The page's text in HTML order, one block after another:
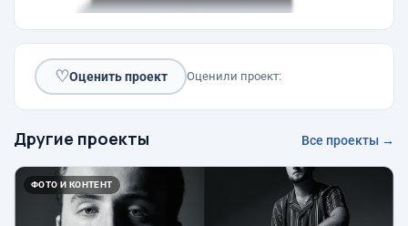
♡Оценить проект Оценили проект:
Другие проекты Все проекты →
ФОТО И КОНТЕНТ